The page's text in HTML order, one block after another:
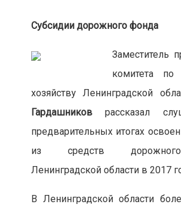
Субсидии дорожного фонда
Заместитель
комитета по
хозяйству Ленинградской
Гардашниковрассказал
предварительных итогах
из средств
Ленинградской области в 2017
В Ленинградской области